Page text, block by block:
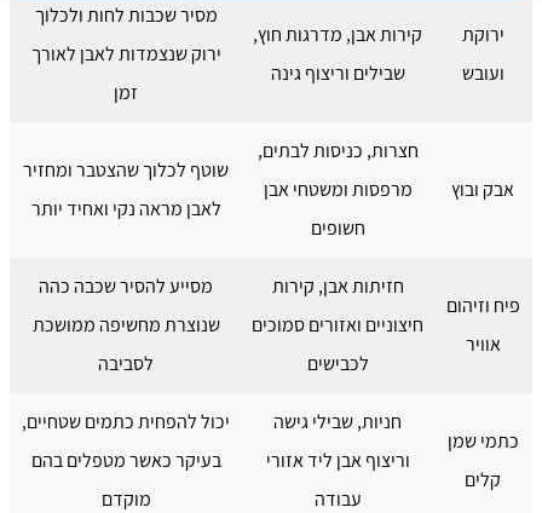
ירוקת
ועובש
קירות אבן, מדרגות חוץ,
שבילים וריצוף גינה
מסיר שכבות לחות ולכלוך
ירוק שנצמדות לאבן לאורך
זמן
אבק ובוץ
חצרות, כניסות לבתים,
מרפסות ומשטחי אבן
חשופים
שוטף לכלוך שהצטבר ומחזיר
לאבן מראה נקי ואחיד יותר
פיח וזיהום
אוויר
חזיתות אבן, קירות
חיצוניים ואזורים סמוכים
לכבישים
מסייע להסיר שכבה כהה
שנוצרת מחשיפה ממושכת
לסביבה
כתמי שמן
קלים
חניות, שבילי גישה
וריצוף אבן ליד אזורי
עבודה
יכול להפחית כתמים שטחיים,
בעיקר כאשר מטפלים בהם
מוקדם